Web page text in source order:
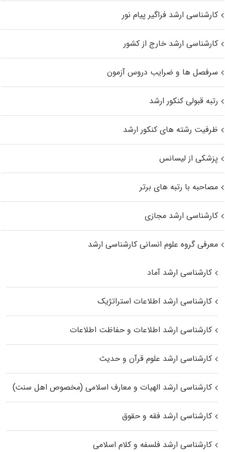
کارشناسی ارشد فراگیر پیام نور
کارشناسی ارشد خارج از کشور
سرفصل ها و ضرایب دروس آزمون
رتبه قبولی کنکور ارشد
ظرفیت رشته های کنکور ارشد
پزشکی از لیسانس
مصاحبه با رتبه های برتر
کارشناسی ارشد مجازی
معرفی گروه علوم انسانی کارشناسی ارشد
کارشناسی ارشد آماد
کارشناسی ارشد اطلاعات استراتژیک
کارشناسی ارشد اطلاعات و حفاظت اطلاعات
کارشناسی ارشد علوم قرآن و حدیث
کارشناسی ارشد الهیات و معارف اسلامی (مخصوص اهل سنت)
کارشناسی ارشد فقه و حقوق
کارشناسی ارشد فلسفه و کلام اسلامی